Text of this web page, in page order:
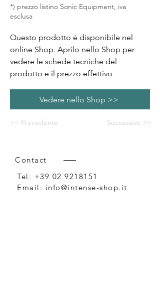
*) prezzo listino Sonic Equipment, iva
esclusa
Questo prodotto è disponibile nel
online Shop. Aprilo nello Shop per
vedere le schede tecniche del
prodotto e il prezzo effettivo
Vedere nello Shop >>
<< Precedente Successivo >>
Contact
Tel: +39 02 9218151
Email: info@intense-shop.it